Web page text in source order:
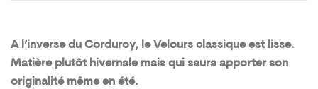
A l’inverse du Corduroy, le Velours classique est lisse.
Matière plutôt hivernale mais qui saura apporter son
originalité même en été.